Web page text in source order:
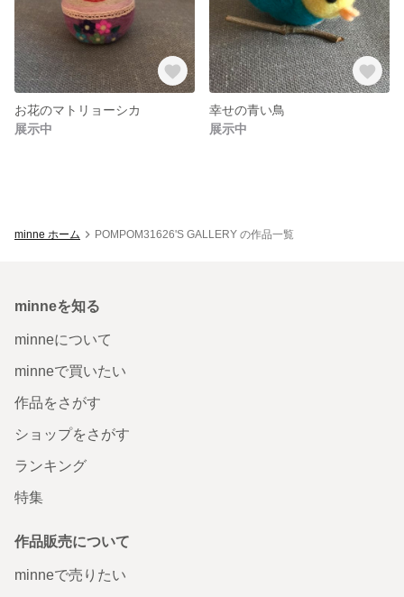
お花のマトリョーシカ
展示中
幸せの青い鳥
展示中
minne ホーム POMPOM31626'S GALLERY の作品一覧
minneを知る
minneについて
minneで買いたい
作品をさがす
ショップをさがす
ランキング
特集
作品販売について
minneで売りたい